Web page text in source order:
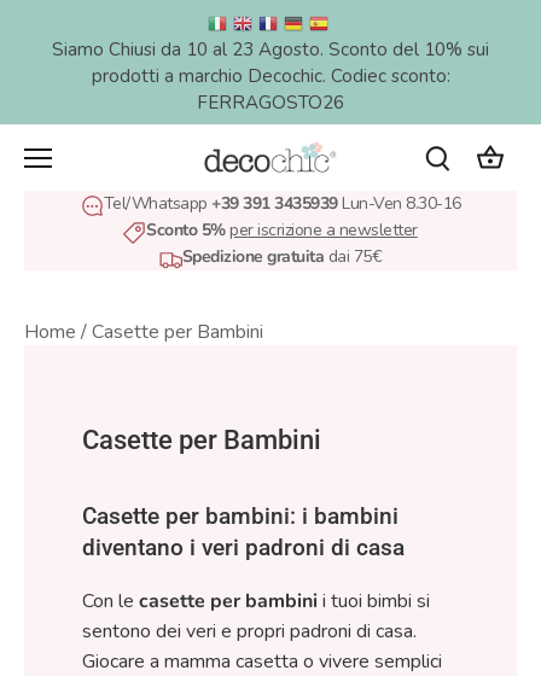
Siamo Chiusi da 10 al 23 Agosto. Sconto del 10% sui
prodotti a marchio Decochic. Codiec sconto:
FERRAGOSTO26
Tel/Whatsapp +39 391 3435939Lun-Ven 8.30-16
Sconto 5%per iscrizione a newsletter
Spedizione gratuita dai 75€
Home /Casette per Bambini
Casette per Bambini
Casette per bambini: i bambini
diventano i veri padroni di casa
Con le casette per bambinii tuoi bimbi si
sentono dei veri e propri padroni di casa.
Giocare a mamma casetta o vivere semplici